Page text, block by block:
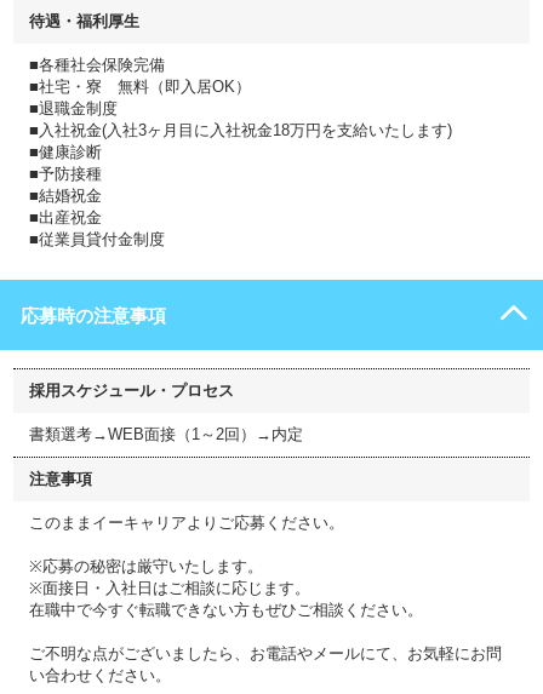
待遇・福利厚生
■各種社会保険完備
■社宅・寮 無料（即入居OK）
■退職金制度
■入社祝金(入社3ヶ月目に入社祝金18万円を支給いたします)
■健康診断
■予防接種
■結婚祝金
■出産祝金
■従業員貸付金制度
応募時の注意事項
採用スケジュール・プロセス
書類選考→WEB面接（1～2回）→内定
注意事項
このままイーキャリアよりご応募ください。
※応募の秘密は厳守いたします。
※面接日・入社日はご相談に応じます。
在職中で今すぐ転職できない方もぜひご相談ください。
ご不明な点がございましたら、お電話やメールにて、お気軽にお問
い合わせください。